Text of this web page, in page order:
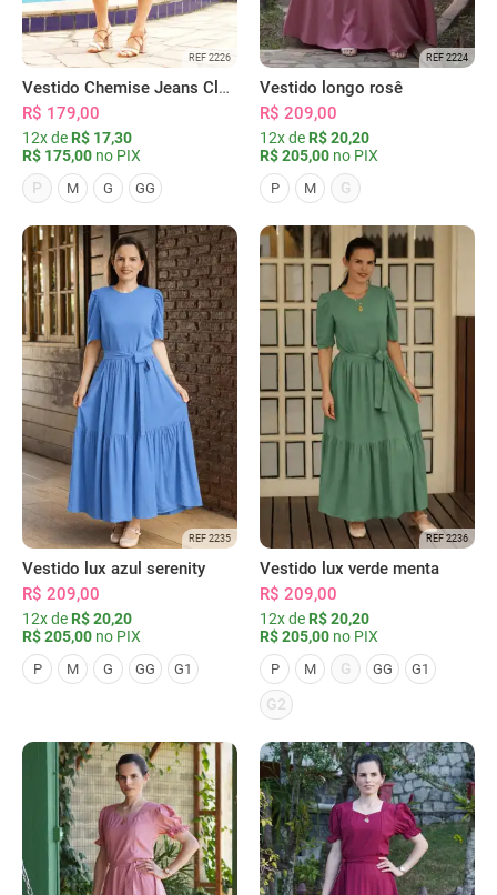
REF 2226
Vestido Chemise Jeans Clássica Serena
R$ 179,00
12x de R$ 17,30
R$ 175,00 no PIX
P
M G GG
REF 2224
Vestido longo rosê
R$ 209,00
12x de R$ 20,20
R$ 205,00 no PIX
P M G
REF 2235
Vestido lux azul serenity
R$ 209,00
12x de R$ 20,20
R$ 205,00 no PIX
P M G GG G1
REF 2236
Vestido lux verde menta
R$ 209,00
12x de R$ 20,20
R$ 205,00 no PIX
P M G GG G1
G2